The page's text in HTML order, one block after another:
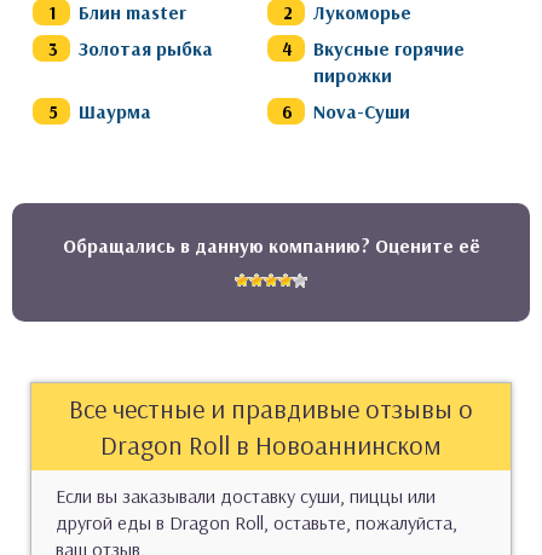
Блин master
Лукоморье
Золотая рыбка
Вкусные горячие
пирожки
Шаурма
Nova-Суши
Обращались в данную компанию? Оцените её
Все честные и правдивые отзывы о
Dragon Roll в Новоаннинском
Если вы заказывали доставку суши, пиццы или
другой еды в Dragon Roll, оставьте, пожалуйста,
ваш отзыв.